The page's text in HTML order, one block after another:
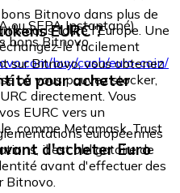
ou SEPA Instantané)
bons Bitnovo
Bitnovo dans plus de
dans toute l'Europe. Une
le facilement
buy/cash/euro-coin/
EURC ?
sur Bitnovo, vous obtenez
où vous pouvez stocker,
directement. Vous
EURC vers un
comme Metamask, Trust
pour acheter
européennes
il est obligatoire de
avant d'effectuer des
Bitnovo.
d'acheter Euro